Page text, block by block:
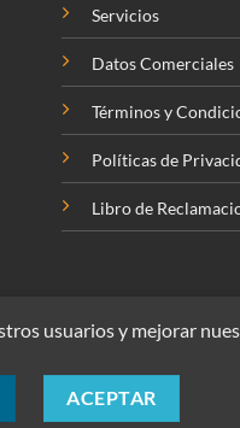
Servicios
Datos Comerciales
Términos y
Políticas de
Libro de
Todos los derechos
usuarios y mejorar
ACEPTAR